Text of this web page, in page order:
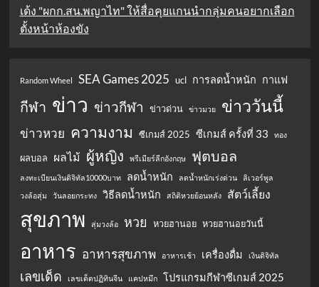
เด้ง "ผกก.สน.พญาไท" ให้สื่อคุยแกนนำกลุ่มคนอยากเลือก
ตั้งหน้าห้องขัง
Random Wheel SEA Games 2025 ucl การลดน้ำหนัก กาแฟ
กีฬา ข่าว ข่าวกีฬา ข่าวด่วน ข่าวมวย ข่าววันนี้
ข่าวหวย ความงาม ซีเกมส์ 2025 ซีเกมส์ ครั้งที่ 33 ทอง
ผลบอล ผลไม้ ผู้หญิง พรีเมียร์ลีกอังกฤษ ฟุตบอล
ลงทะเบียนเงินดิจิทัล10000บาท ลดน้ำหนัก ลดน้ำหนักเร่งด่วน
ลิเวอร์พูล
วงล้อสุ่ม
วันลอยกระทง วิธีลดน้ำหนัก สถิติหวยย้อนหลัง สัตว์เลี้ยง
สุขภาพ สุ่มวงล้อ หวย หวยฮานอย หวยฮานอยวันนี้
อาหาร อาหารสุขภาพ อาหารเช้า เครื่องดื่ม เงินดิจิทัล
เลขเด็ด เลขเด็ดปฏิทินจีน แคปหมึก โปรแกรมกีฬาซีเกมส์ 2025